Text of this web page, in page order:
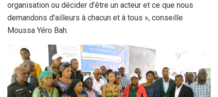
organisation ou décider d’être un acteur et ce que nous
demandons d’ailleurs à chacun et à tous », conseille
Moussa Yéro Bah.